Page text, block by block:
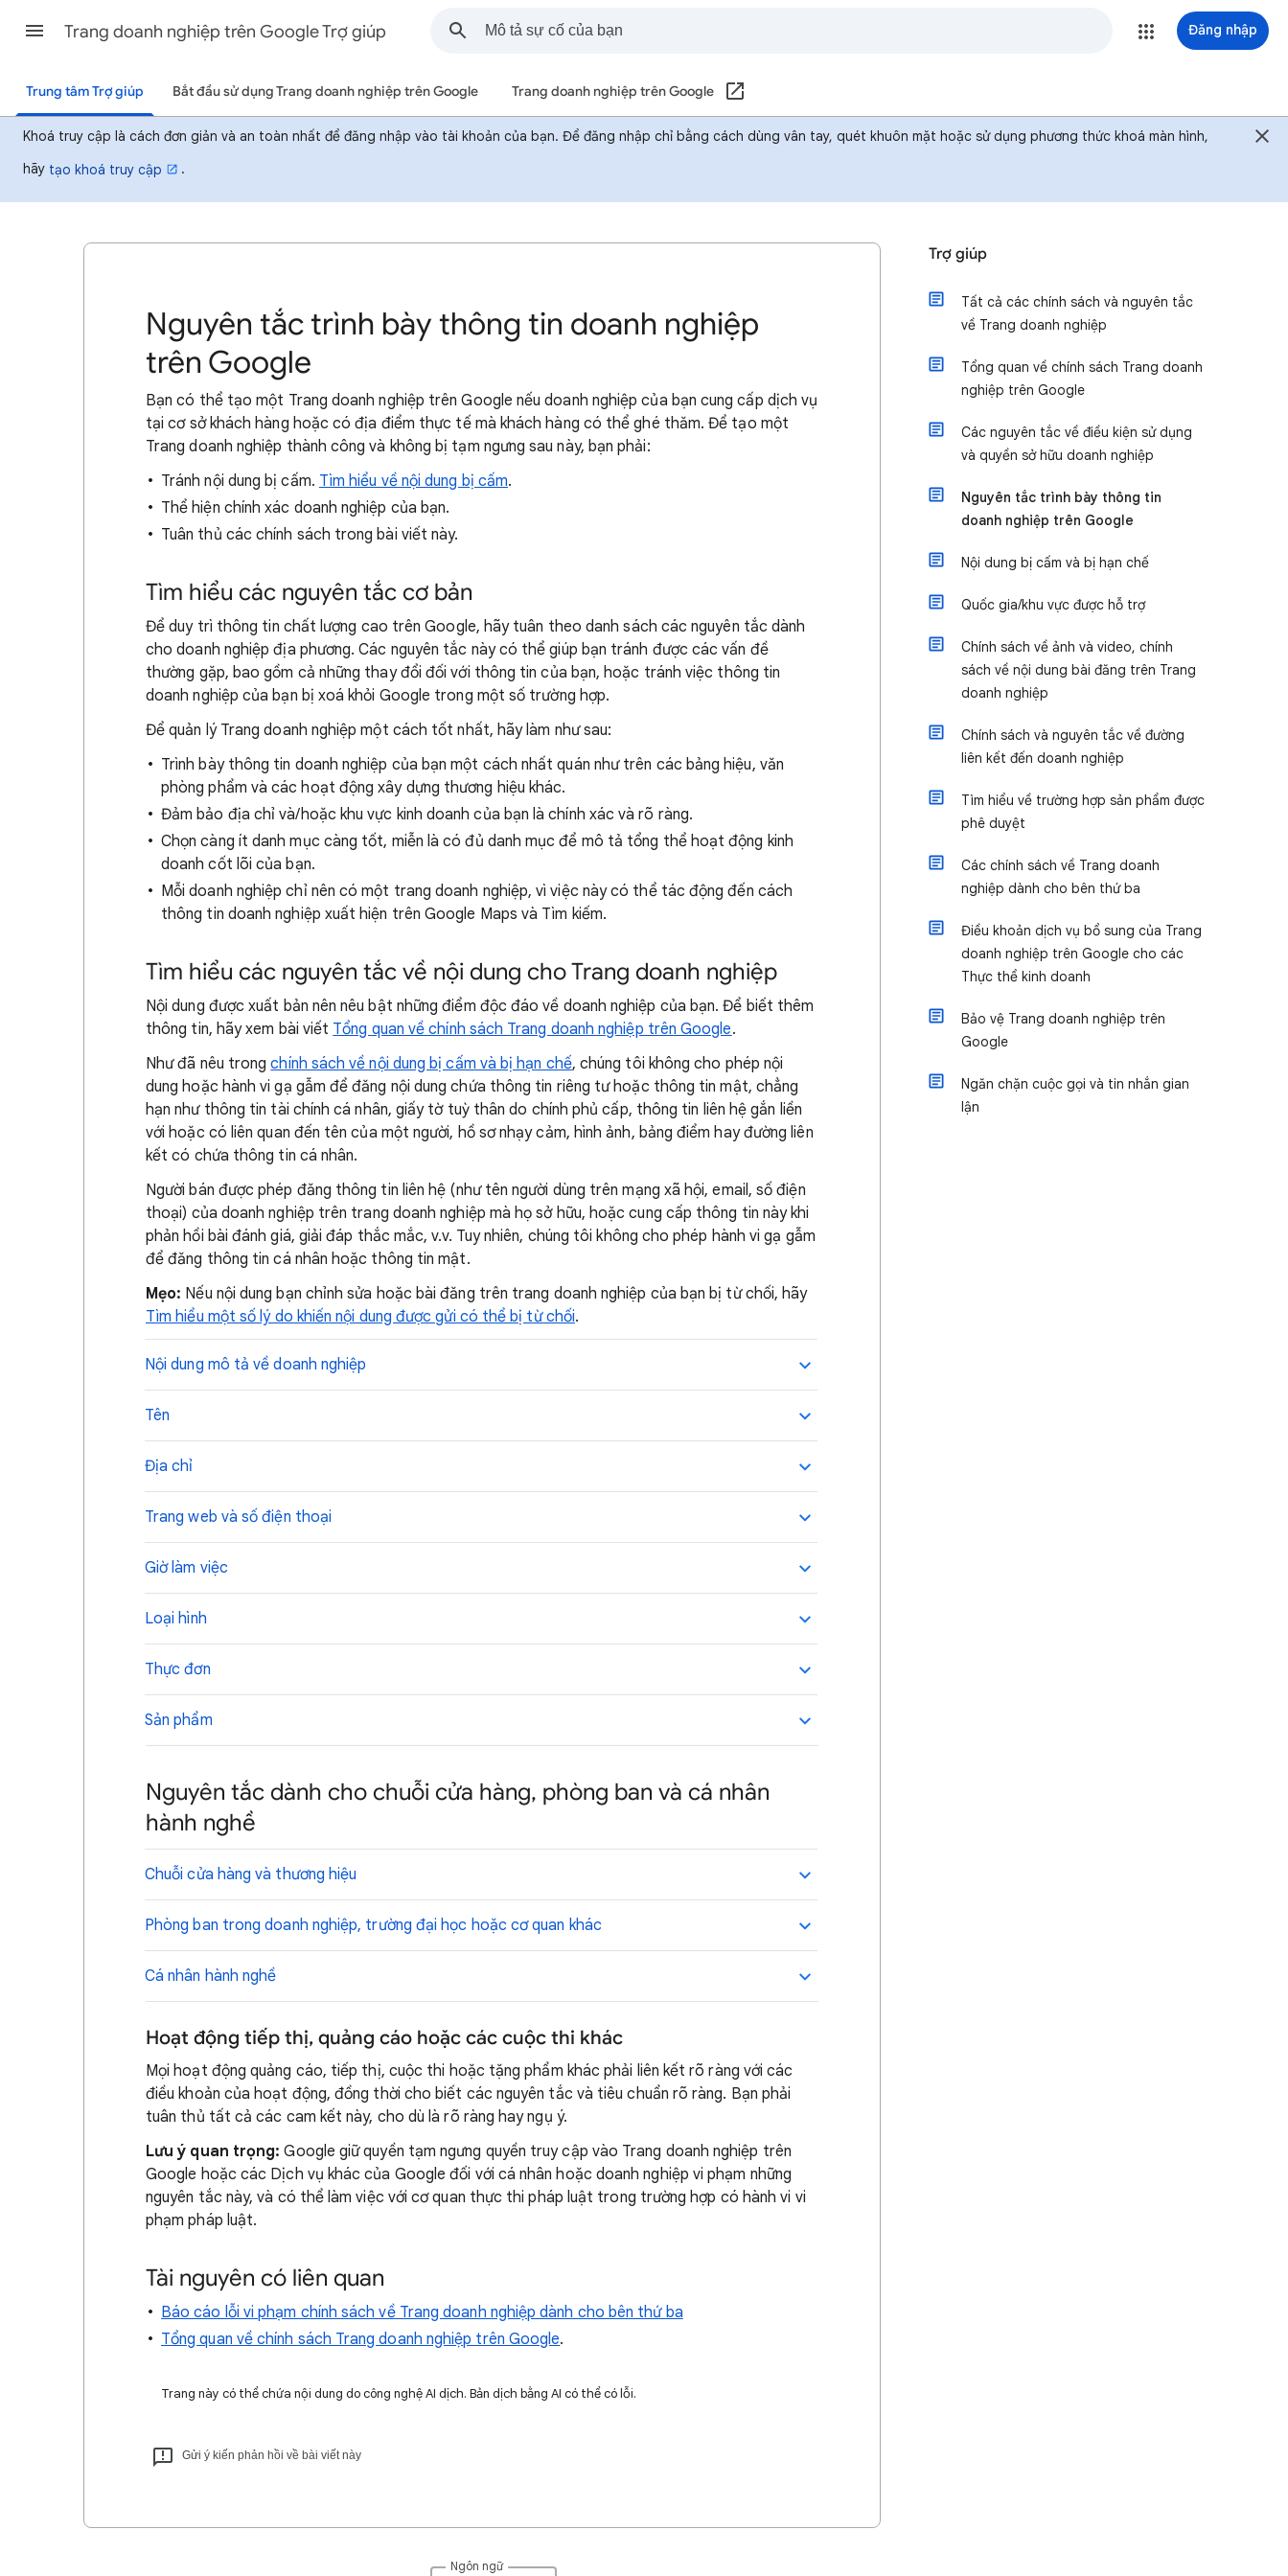
Trang doanh nghiệp trên Google Trợ giúp Đăng nhập
Trung tâm Trợ giúp Bắt đầu sử dụng Trang doanh nghiệp trên Google Trang doanh nghiệp trên Google
Khoá truy cập là cách đơn giản và an toàn nhất để đăng nhập vào tài khoản của bạn. Để đăng nhập chỉ bằng cách dùng vân tay, quét khuôn mặt hoặc sử dụng phương thức khoá màn hình,
hãy tạo khoá truy cập .
Nguyên tắc trình bày thông tin doanh nghiệp
trên Google
Bạn có thể tạo một Trang doanh nghiệp trên Google nếu doanh nghiệp của bạn cung cấp dịch vụ
tại cơ sở khách hàng hoặc có địa điểm thực tế mà khách hàng có thể ghé thăm. Để tạo một
Trang doanh nghiệp thành công và không bị tạm ngưng sau này, bạn phải:
Tránh nội dung bị cấm. Tìm hiểu về nội dung bị cấm.
Thể hiện chính xác doanh nghiệp của bạn.
Tuân thủ các chính sách trong bài viết này.
Tìm hiểu các nguyên tắc cơ bản
Để duy trì thông tin chất lượng cao trên Google, hãy tuân theo danh sách các nguyên tắc dành
cho doanh nghiệp địa phương. Các nguyên tắc này có thể giúp bạn tránh được các vấn đề
thường gặp, bao gồm cả những thay đổi đối với thông tin của bạn, hoặc tránh việc thông tin
doanh nghiệp của bạn bị xoá khỏi Google trong một số trường hợp.
Để quản lý Trang doanh nghiệp một cách tốt nhất, hãy làm như sau:
Trình bày thông tin doanh nghiệp của bạn một cách nhất quán như trên các bảng hiệu, văn
phòng phẩm và các hoạt động xây dựng thương hiệu khác.
Đảm bảo địa chỉ và/hoặc khu vực kinh doanh của bạn là chính xác và rõ ràng.
Chọn càng ít danh mục càng tốt, miễn là có đủ danh mục để mô tả tổng thể hoạt động kinh
doanh cốt lõi của bạn.
Mỗi doanh nghiệp chỉ nên có một trang doanh nghiệp, vì việc này có thể tác động đến cách
thông tin doanh nghiệp xuất hiện trên Google Maps và Tìm kiếm.
Tìm hiểu các nguyên tắc về nội dung cho Trang doanh nghiệp
Nội dung được xuất bản nên nêu bật những điểm độc đáo về doanh nghiệp của bạn. Để biết thêm
thông tin, hãy xem bài viết Tổng quan về chính sách Trang doanh nghiệp trên Google.
Như đã nêu trongchính sách về nội dung bị cấm và bị hạn chế, chúng tôi không cho phép nội
dung hoặc hành vi gạ gẫm để đăng nội dung chứa thông tin riêng tư hoặc thông tin mật, chẳng
hạn như thông tin tài chính cá nhân, giấy tờ tuỳ thân do chính phủ cấp, thông tin liên hệ gắn liền
với hoặc có liên quan đến tên của một người, hồ sơ nhạy cảm, hình ảnh, bảng điểm hay đường liên
kết có chứa thông tin cá nhân.
Người bán được phép đăng thông tin liên hệ (như tên người dùng trên mạng xã hội, email, số điện
thoại) của doanh nghiệp trên trang doanh nghiệp mà họ sở hữu, hoặc cung cấp thông tin này khi
phản hồi bài đánh giá, giải đáp thắc mắc, v.v. Tuy nhiên, chúng tôi không cho phép hành vi gạ gẫm
để đăng thông tin cá nhân hoặc thông tin mật.
Mẹo: Nếu nội dung bạn chỉnh sửa hoặc bài đăng trên trang doanh nghiệp của bạn bị từ chối, hãy
Tìm hiểu một số lý do khiến nội dung được gửi có thể bị từ chối.
Nội dung mô tả về doanh nghiệp
Tên
Địa chỉ
Trang web và số điện thoại
Giờ làm việc
Loại hình
Thực đơn
Sản phẩm
Nguyên tắc dành cho chuỗi cửa hàng, phòng ban và cá nhân
hành nghề
Chuỗi cửa hàng và thương hiệu
Phòng ban trong doanh nghiệp, trường đại học hoặc cơ quan khác
Cá nhân hành nghề
Hoạt động tiếp thị, quảng cáo hoặc các cuộc thi khác
Mọi hoạt động quảng cáo, tiếp thị, cuộc thi hoặc tặng phẩm khác phải liên kết rõ ràng với các
điều khoản của hoạt động, đồng thời cho biết các nguyên tắc và tiêu chuẩn rõ ràng. Bạn phải
tuân thủ tất cả các cam kết này, cho dù là rõ ràng hay ngụ ý.
Lưu ý quan trọng: Google giữ quyền tạm ngưng quyền truy cập vào Trang doanh nghiệp trên
Google hoặc các Dịch vụ khác của Google đối với cá nhân hoặc doanh nghiệp vi phạm những
nguyên tắc này, và có thể làm việc với cơ quan thực thi pháp luật trong trường hợp có hành vi vi
phạm pháp luật.
Tài nguyên có liên quan
Báo cáo lỗi vi phạm chính sách về Trang doanh nghiệp dành cho bên thứ ba
Tổng quan về chính sách Trang doanh nghiệp trên Google.
Trang này có thể chứa nội dung do công nghệ AI dịch. Bản dịch bằng AI có thể có lỗi.
Gửi ý kiến phản hồi về bài viết này
Trợ giúp
Tất cả các chính sách và nguyên tắc
về Trang doanh nghiệp
Tổng quan về chính sách Trang doanh
nghiệp trên Google
Các nguyên tắc về điều kiện sử dụng
và quyền sở hữu doanh nghiệp
Nguyên tắc trình bày thông tin
doanh nghiệp trên Google
Nội dung bị cấm và bị hạn chế
Quốc gia/khu vực được hỗ trợ
Chính sách về ảnh và video, chính
sách về nội dung bài đăng trên Trang
doanh nghiệp
Chính sách và nguyên tắc về đường
liên kết đến doanh nghiệp
Tìm hiểu về trường hợp sản phẩm được
phê duyệt
Các chính sách về Trang doanh
nghiệp dành cho bên thứ ba
Điều khoản dịch vụ bổ sung của Trang
doanh nghiệp trên Google cho các
Thực thể kinh doanh
Bảo vệ Trang doanh nghiệp trên
Google
Ngăn chặn cuộc gọi và tin nhắn gian
lận
Ngôn ngữ